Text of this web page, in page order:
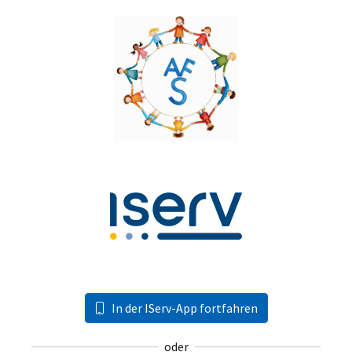
In der IServ-App fortfahren
oder